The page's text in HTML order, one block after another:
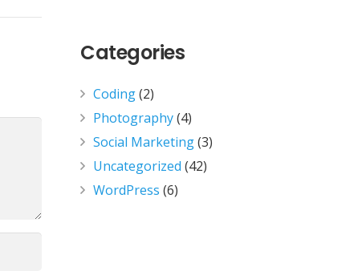
Categories
Coding(2)
Photography(4)
Social Marketing(3)
Uncategorized (42)
WordPress (6)